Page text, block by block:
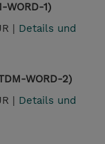
1)
| Details und
WORD-2)
| Details und